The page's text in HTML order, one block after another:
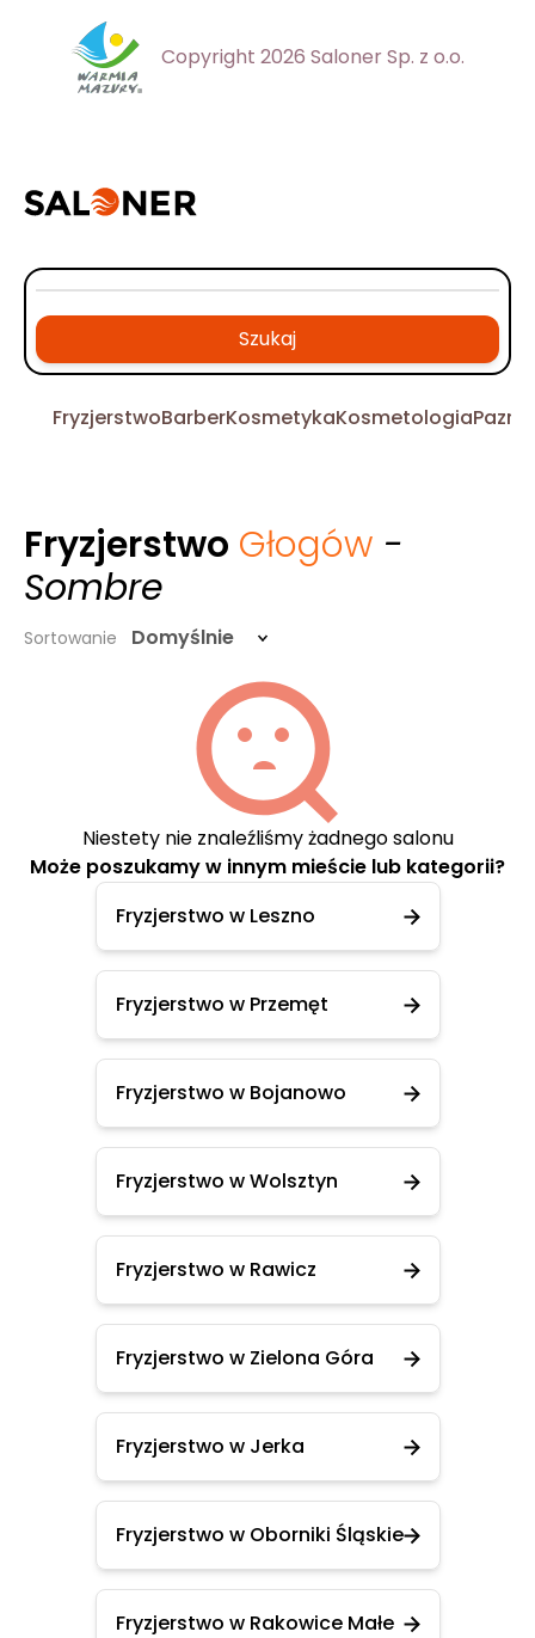
Copyright 2026 Saloner Sp. z o.o.
Szukaj
FryzjerstwoBarberKosmetykaKosmetologia
Fryzjerstwo Głogów -
Sombre
Sortowanie Domyślnie
Niestety nie znaleźliśmy żadnego salonu
Może poszukamy w innym mieście lub kategorii?
Fryzjerstwo w Leszno
Fryzjerstwo w Przemęt
Fryzjerstwo w Bojanowo
Fryzjerstwo w Wolsztyn
Fryzjerstwo w Rawicz
Fryzjerstwo w Zielona Góra
Fryzjerstwo w Jerka
Fryzjerstwo w Oborniki Śląskie
Fryzjerstwo w Rakowice Małe